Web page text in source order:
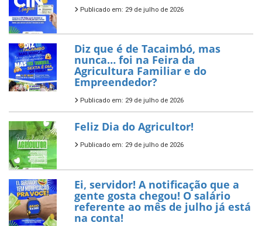
Publicado em: 29 de julho de 2026
Diz que é de Tacaimbó, mas
nunca… foi na Feira da
Agricultura Familiar e do
Empreendedor?
Publicado em: 29 de julho de 2026
Feliz Dia do Agricultor!
Publicado em: 29 de julho de 2026
Ei, servidor! A notificação que a
gente gosta chegou! O salário
referente ao mês de julho já está
na conta!